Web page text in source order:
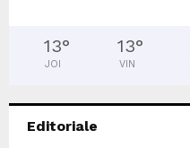
13°
JOI
13°
VIN
Editoriale